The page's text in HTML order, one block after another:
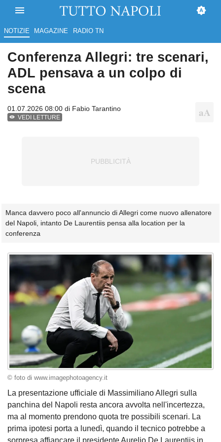
NOTIZIE MAGAZINE RADIO TN
Conferenza Allegri: tre scenari,
ADL pensava a un colpo di
scena
01.07.2026 08:00 di Fabio Tarantino
VEDI LETTURE
Manca davvero poco all'annuncio di Allegri come nuovo allenatore
del Napoli, intanto De Laurentiis pensa alla location per la
conferenza
© foto di www.imagephotoagency.it
La presentazione ufficiale di Massimiliano Allegri sulla
panchina del Napoli resta ancora avvolta nell'incertezza,
ma al momento prendono quota tre possibili scenari. La
prima ipotesi porta a lunedì, quando il tecnico potrebbe a